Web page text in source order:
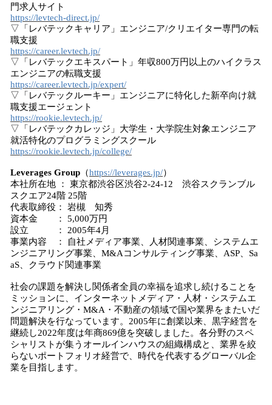
門求人サイト
https://levtech-direct.jp/
▽「レバテックキャリア」エンジニア/クリエイター専門の転
職支援
https://career.levtech.jp/
▽「レバテックエキスパート」年収800万円以上のハイクラス
エンジニアの転職支援
https://career.levtech.jp/expert/
▽「レバテックルーキー」エンジニアに特化した新卒向け就
職支援エージェント
https://rookie.levtech.jp/
▽「レバテックカレッジ」大学生・大学院生対象エンジニア
就活特化のプログラミングスクール
https://rookie.levtech.jp/college/
Leverages Group （https://leverages.jp/）
本社所在地 ： 東京都渋谷区渋谷2-24-12 渋谷スクランブル
スクエア24階 25階
代表取締役： 岩槻 知秀
資本金 ： 5,000万円
設立 ： 2005年4月
事業内容 ： 自社メディア事業、人材関連事業、システムエ
ンジニアリング事業、M&Aコンサルティング事業、ASP、Sa
aS、クラウド関連事業
社会の課題を解決し関係者全員の幸福を追求し続けることを
ミッションに、インターネットメディア・人材・システムエ
ンジニアリング・M&A・不動産の領域で国や業界をまたいだ
問題解決を行なっています。2005年に創業以来、黒字経営を
継続し2022年度は年商869億を突破しました。各分野のスペ
シャリストが集うオールインハウスの組織構成と、業界を絞
らないポートフォリオ経営で、時代を代表するグローバル企
業を目指します。